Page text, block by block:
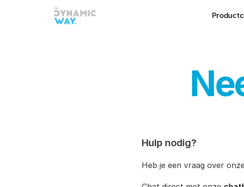
Hulp nodig?
Heb je een vraag over